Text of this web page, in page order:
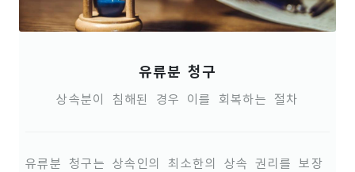
유류분 청구
상속분이 침해된 경우 이를 회복하는 절차
유류분 청구는 상속인의 최소한의 상속 권리를 보장